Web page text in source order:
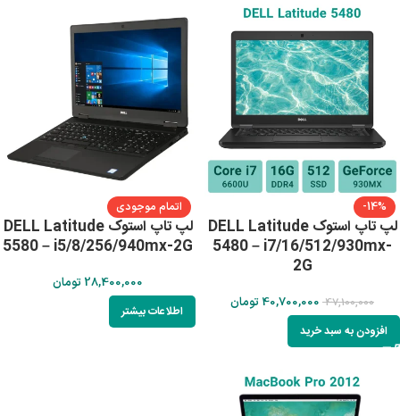
-14%
لپ تاپ استوک DELL Latitude
5480 – i7/16/512/930mx-
2G
47,100,000
40,700,000 تومان
افزودن به سبد خرید
اتمام موجودی
لپ تاپ استوک DELL Latitude
5580 – i5/8/256/940mx-2G
28,400,000 تومان
اطلاعات بیشتر